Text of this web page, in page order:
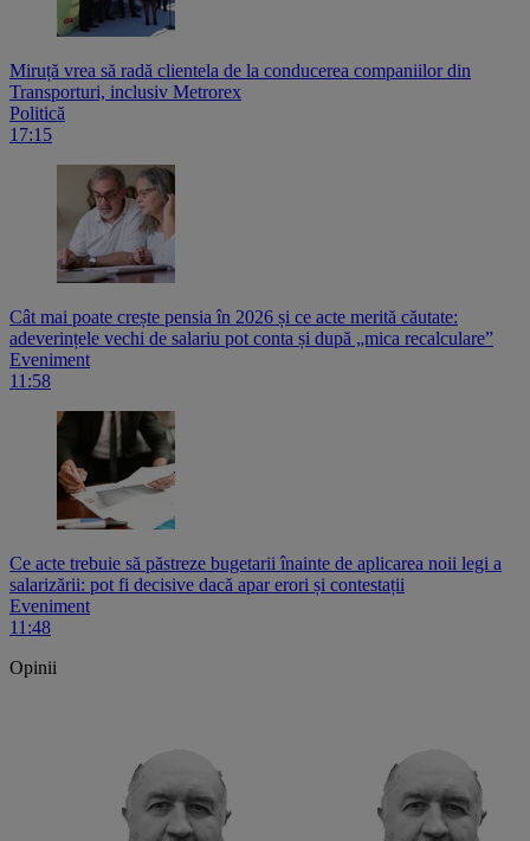
Miruță vrea să radă clientela de la conducerea companiilor din
Transporturi, inclusiv Metrorex
Politică
17:15
Cât mai poate crește pensia în 2026 și ce acte merită căutate:
adeverințele vechi de salariu pot conta și după „mica recalculare”
Eveniment
11:58
Ce acte trebuie să păstreze bugetarii înainte de aplicarea noii legi a
salarizării: pot fi decisive dacă apar erori și contestații
Eveniment
11:48
Opinii